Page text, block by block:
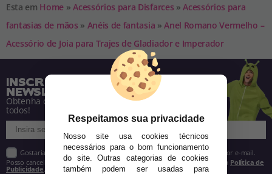
Esta em Home » Acessórios para Disfarces » Acessórios para
fantasias de mãos » Anéis de fantasia » Anel Romano Vermelho –
Acessório de Joia para Trajes de Gladiador e Imperador
INSCREVA-SE NA NOSSA
NEWSLETTER
Obtenha descontos e saiba de tudo antes de
todos!
Gostaria de receber descontos exclusivos, novidades e tendências por e-mail.
Posso cancelar a inscrição a qualquer momento, conforme estipulado na Política de
Publicidade
Respeitamos sua privacidade
Nosso site usa cookies técnicos
necessários para o bom funcionamento
do site. Outras categorias de cookies
também podem ser usadas para